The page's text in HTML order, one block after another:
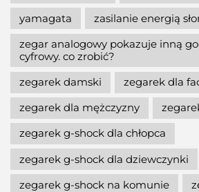
yamagata
zasilanie energią
zegar analogowy pokazuje inną
cyfrowy. co zrobić?
zegarek damski
zegarek dla
zegarek dla mężczyzny
zegarek g-shock dla chłopca
zegarek g-shock dla dziewczynki
zegarek g-shock na komunie